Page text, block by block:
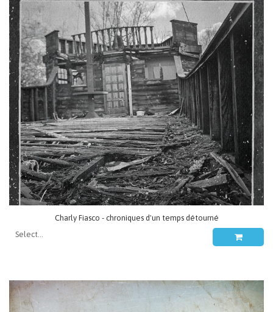
Charly Fiasco - chroniques d'un temps détourné